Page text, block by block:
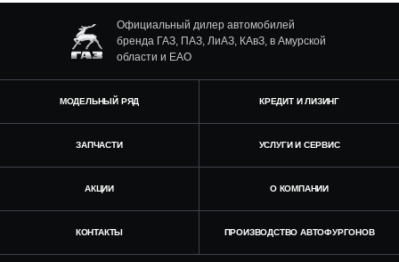
Производство автофургонов
Автомобили
+7 (4162) 22-95-09
Запчасти
+7 (4162) 22-95-79
+7 (4162) 22–95–69
График работы: ПН-ПТ с 8.30 до 18.00 (+6 по МСК)
Официальный дилер автомобилей
бренда ГАЗ, ПАЗ, ЛиАЗ, КАвЗ, в Амурской
области и ЕАО
МОДЕЛЬНЫЙ РЯД КРЕДИТ И ЛИЗИНГ
ЗАПЧАСТИ УСЛУГИ И СЕРВИС
АКЦИИ О КОМПАНИИ
КОНТАКТЫ ПРОИЗВОДСТВО АВТОФУРГОНОВ